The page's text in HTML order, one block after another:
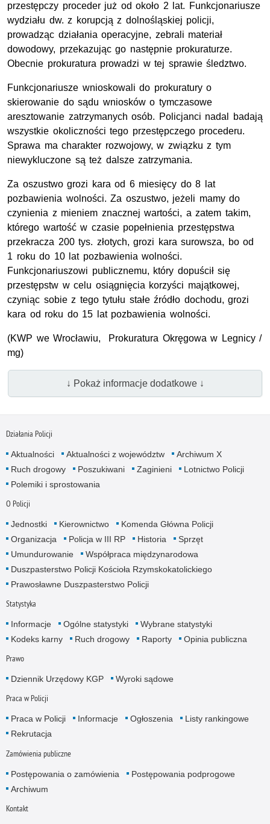
przestępczy proceder już od około 2 lat. Funkcjonariusze
wydziału dw. z korupcją z dolnośląskiej policji,
prowadząc działania operacyjne, zebrali materiał
dowodowy, przekazując go następnie prokuraturze.
Obecnie prokuratura prowadzi w tej sprawie śledztwo.
Funkcjonariusze wnioskowali do prokuratury o
skierowanie do sądu wniosków o tymczasowe
aresztowanie zatrzymanych osób. Policjanci nadal badają
wszystkie okoliczności tego przestępczego procederu.
Sprawa ma charakter rozwojowy, w związku z tym
niewykluczone są też dalsze zatrzymania.
Za oszustwo grozi kara od 6 miesięcy do 8 lat
pozbawienia wolności. Za oszustwo, jeżeli mamy do
czynienia z mieniem znacznej wartości, a zatem takim,
którego wartość w czasie popełnienia przestępstwa
przekracza 200 tys. złotych, grozi kara surowsza, bo od
1 roku do 10 lat pozbawienia wolności.
Funkcjonariuszowi publicznemu, który dopuścił się
przestępstw w celu osiągnięcia korzyści majątkowej,
czyniąc sobie z tego tytułu stałe źródło dochodu, grozi
kara od roku do 15 lat pozbawienia wolności.
(KWP we Wrocławiu, Prokuratura Okręgowa w Legnicy /
mg)
↓ Pokaż informacje dodatkowe ↓
Działania Policji
Aktualności Aktualności z województw
Archiwum X
Ruch drogowy
Poszukiwani Zaginieni
Lotnictwo Policji
Polemiki i sprostowania
O Policji
Jednostki Kierownictwo
Komenda Główna Policji
Organizacja
Policja w III RP Historia
Sprzęt
Umundurowanie
Współpraca międzynarodowa
Duszpasterstwo Policji Kościoła Rzymskokatolickiego
Prawosławne Duszpasterstwo Policji
Statystyka
Informacje Ogólne statystyki
Wybrane statystyki
Kodeks karny
Ruch drogowy Raporty Opinia publiczna
Prawo
Dziennik Urzędowy KGP Wyroki sądowe
Praca w Policji
Praca w Policji Informacje Ogłoszenia
Listy rankingowe
Rekrutacja
Zamówienia publiczne
Postępowania o zamówienia
Postępowania podprogowe
Archiwum
Kontakt